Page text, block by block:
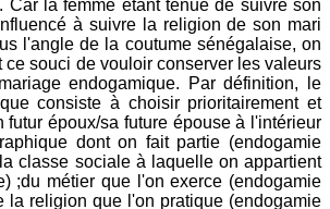
Car la femme étant tenue de suivre son
à suivre la religion de son mari
l'angle de la coutume sénégalaise, on
ce souci de vouloir conserver les valeurs
endogamique. Par définition, le
consiste à choisir prioritairement et
futur époux/sa future épouse à l'intérieur
dont on fait partie (endogamie
classe sociale à laquelle on appartient
;du métier que l'on exerce (endogamie
la religion que l'on pratique (endogamie